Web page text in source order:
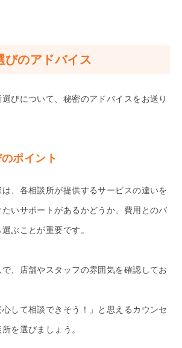
びのアドバイス
びについて、秘密のアドバイスをお送り
ポイント
、各相談所が提供するサービスの違いを
たいサポートがあるかどうか、費用とのバ
ぶことが重要です。
、店舗やスタッフの雰囲気を確認してお
心して相談できそう！」と思えるカウンセ
を選びましょう。